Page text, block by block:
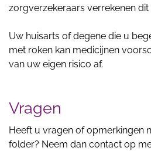
zorgverzekeraars verrekenen
Uw huisarts of degene die u
met roken kan medicijnen
van uw eigen risico af.
Vragen
Heeft u vragen of opmerkingen
folder? Neem dan contact op